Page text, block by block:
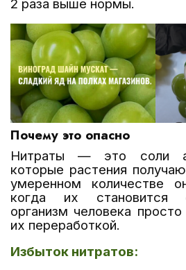
2 раза выше нормы.
Почему это опасно
Нитраты — это соли
которые растения
умеренном количестве
когда их становится
организм человека
их переработкой.
Избыток нитратов: